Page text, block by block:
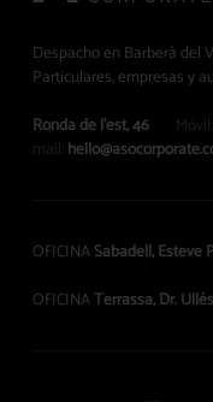
Despacho en Barberà
Particulares, empresas y
Ronda de l’est, 46
Móvil:
mail:
OFICINASabadell, Esteve
OFICINATerrassa, Dr.